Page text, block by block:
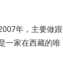
年，主要做跟
一家在西藏的唯